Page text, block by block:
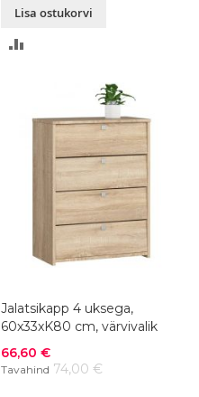
Lisa ostukorvi
Jalatsikapp 4 uksega,
60x33xK80 cm, värvivalik
Soodushind
66,60 €
Tavahind 74,00 €